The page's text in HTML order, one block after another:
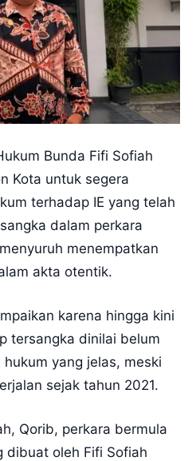
Bunda Fifi Sofiah
Kota untuk segera
terhadap IE yang telah
dalam perkara
menempatkan
akta otentik.
karena hingga kini
tersangka dinilai belum
yang jelas, meski
sejak tahun 2021.
Qorib, perkara bermula
dibuat oleh Fifi Sofiah